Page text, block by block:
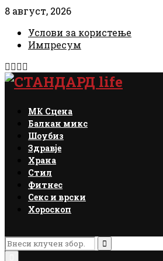
8 август, 2026
Услови за користење
Импресум
Facebook
Instagram
Email
МК Сцена
Балкан микс
Шоубиз
Здравје
Храна
Стил
Фитнес
Секс и врски
Хороскоп
Search
for:
Search